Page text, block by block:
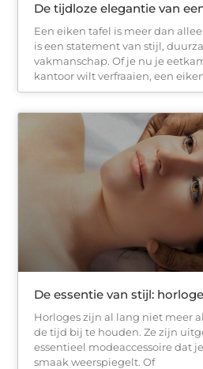
De tijdloze elegantie van
Een eiken tafel is meer dan
is een statement van stijl,
vakmanschap. Of je nu je
kantoor wilt verfraaien, een
De essentie van stijl:
Horloges zijn al lang niet meer
de tijd bij te houden. Ze zijn
essentieel modeaccessoire dat
smaak weerspiegelt. Of